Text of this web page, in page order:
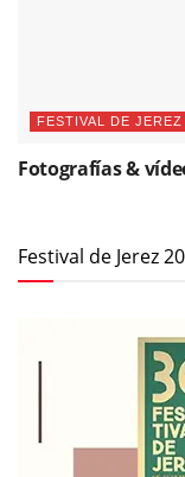
FESTIVAL DE JEREZ
Fotografías &
Festival de Jerez